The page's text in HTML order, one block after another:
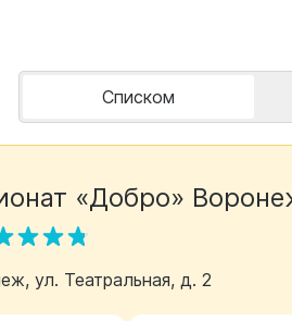
Списком
«Добро»
ул. Театральная, д. 2